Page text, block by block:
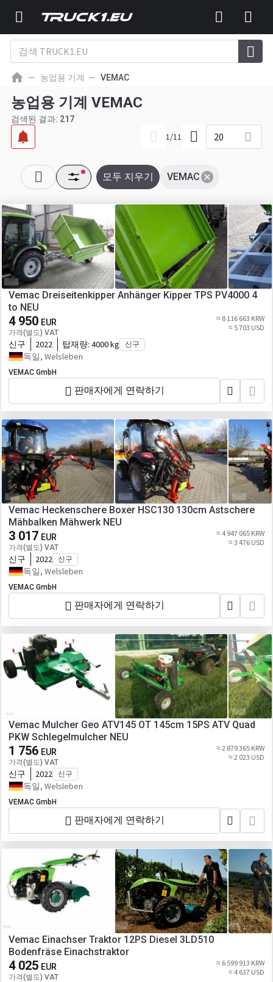
농업용 기계 VEMAC
농업용 기계 VEMAC
검색된 결과: 217
1/11 20
VEMAC
모두 지우기
Vemac Dreiseitenkipper Anhänger Kipper TPS PV4000 4
to NEU
4 950 EUR
가격(별도) VAT
≈ 8 116 663 KRW
≈ 5 703 USD
신구 2022 탑재량: 4000 kg 신구
독일, Welsleben
VEMAC GmbH
판매자에게 연락하기
Vemac Heckenschere Boxer HSC130 130cm Astschere
Mähbalken Mähwerk NEU
3 017 EUR
가격(별도) VAT
≈ 4 947 065 KRW
≈ 3 476 USD
신구 2022 신구
독일, Welsleben
VEMAC GmbH
판매자에게 연락하기
Vemac Mulcher Geo ATV145 OT 145cm 15PS ATV Quad
PKW Schlegelmulcher NEU
1 756 EUR
가격(별도) VAT
≈ 2 879 365 KRW
≈ 2 023 USD
신구 2022 신구
독일, Welsleben
VEMAC GmbH
판매자에게 연락하기
Vemac Einachser Traktor 12PS Diesel 3LD510
Bodenfräse Einachstraktor
4 025 EUR
가격(별도) VAT
≈ 6 599 913 KRW
≈ 4 637 USD